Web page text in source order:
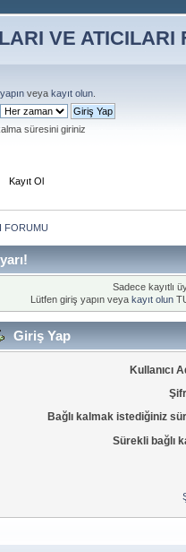
veya kayıt olun
süresini giriniz
Kayıt Ol
FORUMU
Sadece kayıtlı
Lütfen giriş yapın veya kayıt olun
Giriş Yap
Kullanıcı
Bağlı kalmak istediğiniz
Sürekli bağlı